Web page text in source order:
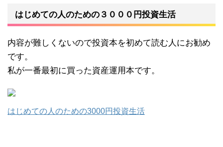
はじめての人のための３０００円投資生活
内容が難しくないので投資本を初めて読む人にお勧め
です。
私が一番最初に買った資産運用本です。
はじめての人のための3000円投資生活